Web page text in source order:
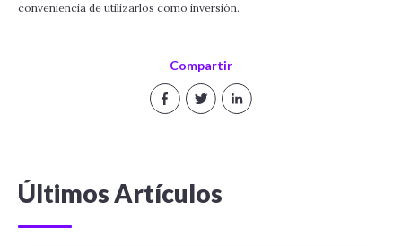
Compartir
conveniencia de utilizarlos como inversión.
Últimos Artículos